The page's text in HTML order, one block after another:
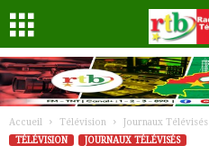
Accueil Télévision Journaux Télévisés
TÉLÉVISION
JOURNAUX TÉLÉVISÉS